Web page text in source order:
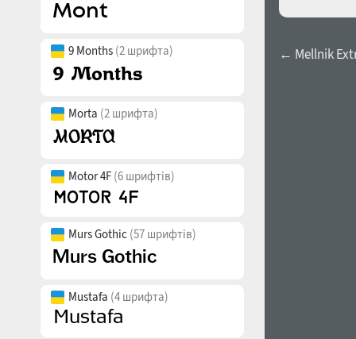
9 Months (2 шрифта)
Morta (2 шрифта)
Motor 4F (6 шрифтів)
Murs Gothic (57 шрифтів)
Mustafa (4 шрифта)
← Mellnik